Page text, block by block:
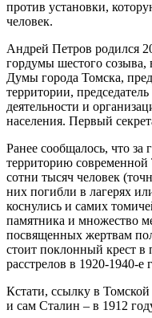
против установки,
человек.
Андрей Петров родился
гордумы шестого созыва,
Думы города Томска,
территории,
деятельности и
населения. Первый
Ранее сообщалось, что за
территорию
сотни тысяч человек
них погибли в лагерях
коснулись и самих
памятника и множество
посвященных жертвам
стоит поклонный крест в
расстрелов в 1920-1940-е
Кстати, ссылку в
и сам Сталин – в 1912